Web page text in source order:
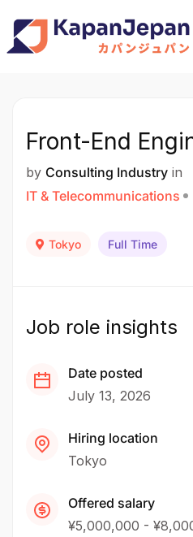
Front-End
by Consulting Industry in
IT & Telecommunications
Tokyo Full Time
Job role insights
Date posted
July 13, 2026
Hiring location
Tokyo
Offered salary
¥5,000,000 -